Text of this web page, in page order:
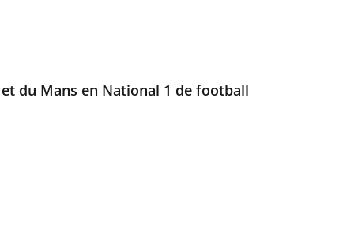
et du Mans en National 1 de football